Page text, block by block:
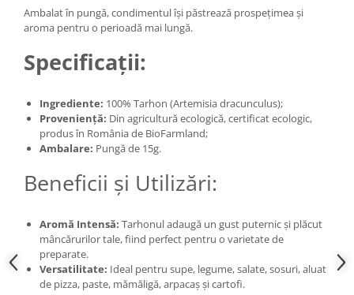
Ambalat în pungă, condimentul își păstrează prospețimea și
aroma pentru o perioadă mai lungă.
Specificații:
Ingrediente: 100% Tarhon (Artemisia dracunculus);
Proveniență: Din agricultură ecologică, certificat ecologic,
produs în România de BioFarmland;
Ambalare: Pungă de 15g.
Beneficii și Utilizări:
Aromă Intensă: Tarhonul adaugă un gust puternic și plăcut
mâncărurilor tale, fiind perfect pentru o varietate de
preparate.
Versatilitate: Ideal pentru supe, legume, salate, sosuri, aluat
de pizza, paste, mămăligă, arpacaș și cartofi.